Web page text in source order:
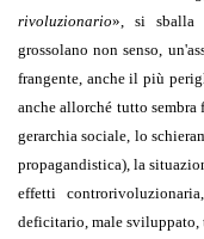
rivoluzionario», si sballa
grossolano non senso,
frangente, anche il più
anche allorché tutto sembra
gerarchia sociale, lo
propagandistica), la
effetti
deficitario, male sviluppato,